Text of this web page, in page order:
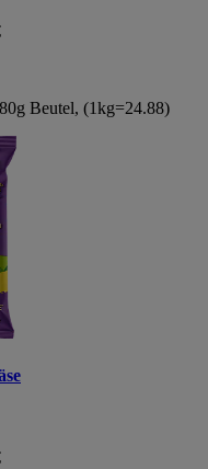
Beutel, (1kg=24.88)